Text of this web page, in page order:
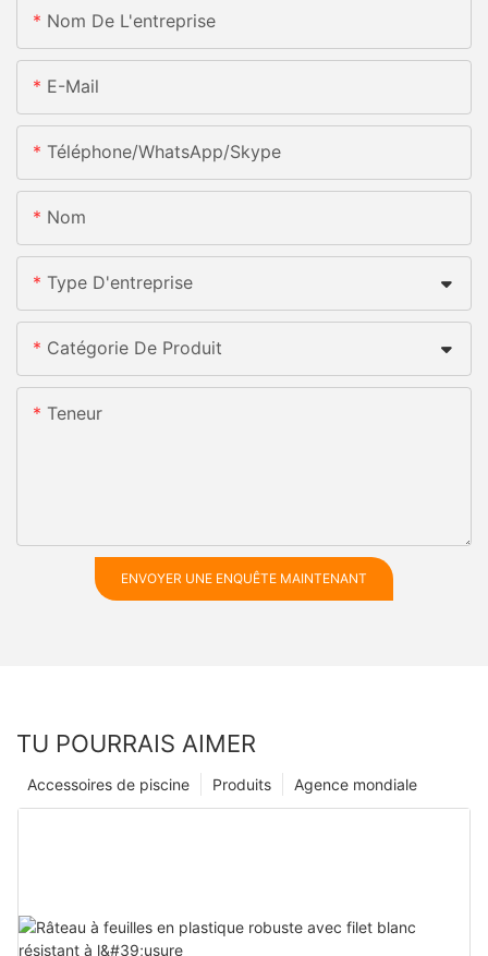
Nom De L'entreprise
E-Mail
Téléphone/WhatsApp/Skype
Nom
Type D'entreprise
Catégorie De Produit
Teneur
ENVOYER UNE ENQUÊTE MAINTENANT
TU POURRAIS AIMER
Agence mondiale
Produits
Accessoires de piscine